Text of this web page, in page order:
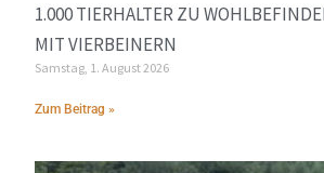
1.000 TIERHALTER ZU
MIT VIERBEINERN
Samstag, 1. August 2026
Zum Beitrag »